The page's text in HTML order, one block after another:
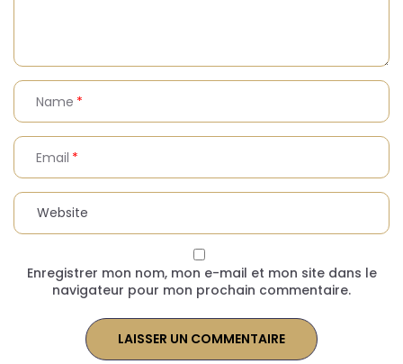
Name
Email
Enregistrer mon nom, mon e-mail et mon site dans le
navigateur pour mon prochain commentaire.